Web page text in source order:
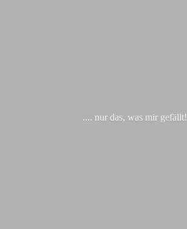
.... nur das, was mir gefällt!